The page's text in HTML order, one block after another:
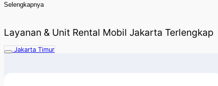
Selengkapnya
Layanan & Unit Rental Mobil Jakarta Terlengkap
Jakarta Timur